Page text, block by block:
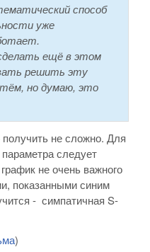
способ
уже
ещё в этом
решить эту
но думаю, это
не сложно. Для
следует
не очень важного
показанными синим
- симпатичная S-
)